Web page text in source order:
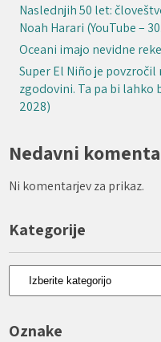
Naslednjih 50 let:
Noah Harari (YouTube –
Oceani imajo nevidne
Super El Niño je
zgodovini. Ta pa bi lahko
2028)
Nedavni
Ni komentarjev za prikaz.
Kategorije
Kategorije
Oznake